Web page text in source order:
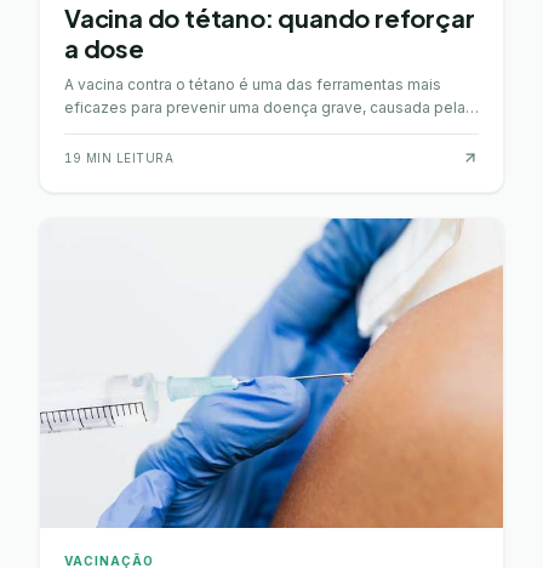
Vacina do tétano: quando reforçar
a dose
A vacina contra o tétano é uma das ferramentas mais
eficazes para prevenir uma doença grave, causada pela
toxina produzida pela bactéria Clostridium tetani…
19 MIN LEITURA
VACINAÇÃO